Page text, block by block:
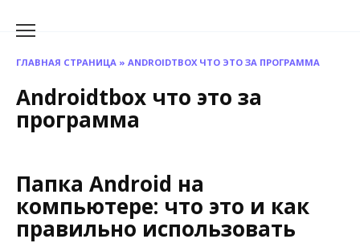
ГЛАВНАЯ СТРАНИЦА » ANDROIDTBOX ЧТО ЭТО ЗА ПРОГРАММА
Androidtbox что это за
программа
Папка Android на
компьютере: что это и как
правильно использовать